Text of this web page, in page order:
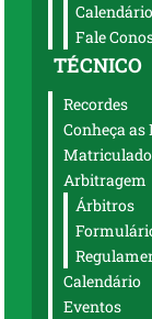
Fale
TÉCNICO
Recordes
Conheça
Arbitragem
Árbitros
Calendário
Eventos